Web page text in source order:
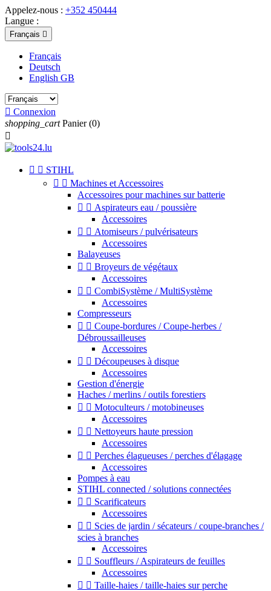
Appelez-nous : +352 450444
Langue :
Français 
Français
Deutsch
English GB
 Connexion
shopping_cart Panier (0)

  STIHL
  Machines et Accessoires
Accessoires pour machines sur batterie
  Aspirateurs eau / poussière
Accessoires
  Atomiseurs / pulvérisateurs
Accessoires
Balayeuses
  Broyeurs de végétaux
Accessoires
  CombiSystème / MultiSystème
Accessoires
Compresseurs
  Coupe-bordures / Coupe-herbes /
Débroussailleuses
Accessoires
  Découpeuses à disque
Accessoires
Gestion d'énergie
Haches / merlins / outils forestiers
  Motoculteurs / motobineuses
Accessoires
  Nettoyeurs haute pression
Accessoires
  Perches élagueuses / perches d'élagage
Accessoires
Pompes à eau
STIHL connected / solutions connectées
  Scarificateurs
Accessoires
  Scies de jardin / sécateurs / coupe-branches /
scies à branches
Accessoires
  Souffleurs / Aspirateurs de feuilles
Accessoires
  Taille-haies / taille-haies sur perche